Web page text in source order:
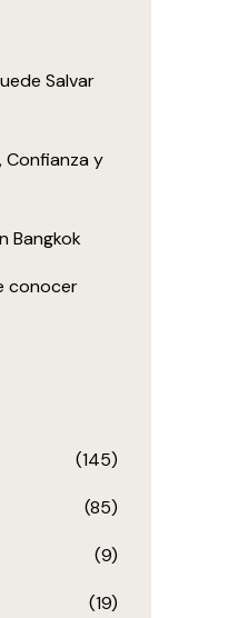
Salvar
Confianza y
Bangkok
conocer
(145)
(85)
(9)
(19)